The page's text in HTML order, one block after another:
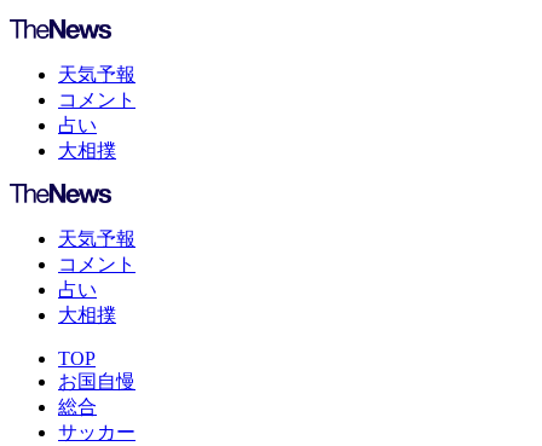
天気予報
コメント
占い
大相撲
天気予報
コメント
占い
大相撲
TOP
お国自慢
総合
サッカー